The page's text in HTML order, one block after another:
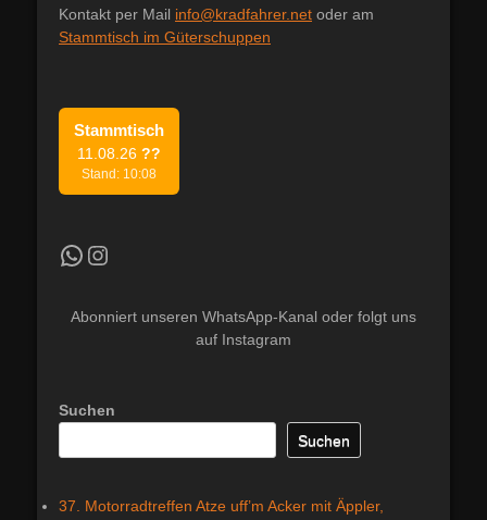
Kontakt per Mail info@kradfahrer.net oder am
Stammtisch im Güterschuppen
Stammtisch
11.08.26 ??
Stand: 10:08
Kradfahrer WhatsApp KanalInstagram
Abonniert unseren WhatsApp-Kanal oder folgt uns
auf Instagram
Suchen
Suchen
37. Motorradtreffen Atze uff’m Acker mit Äppler,